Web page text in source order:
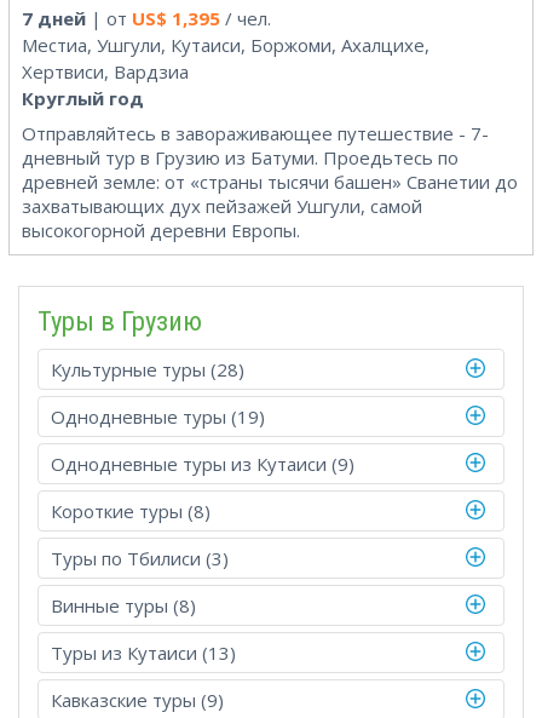
7 дней | от US$ 1,395 / чел.
Местиа, Ушгули, Кутаиси, Боржоми, Ахалцихе,
Хертвиси, Вардзиа
Круглый год
Отправляйтесь в завораживающее путешествие - 7-
дневный тур в Грузию из Батуми. Проедьтесь по
древней земле: от «страны тысячи башен» Сванетии до
захватывающих дух пейзажей Ушгули, самой
высокогорной деревни Европы.
Туры в Грузию
Культурные туры (28)
Однодневные туры (19)
Однодневные туры из Кутаиси (9)
Короткие туры (8)
Туры по Тбилиси (3)
Винные туры (8)
Туры из Кутаиси (13)
Кавказские туры (9)